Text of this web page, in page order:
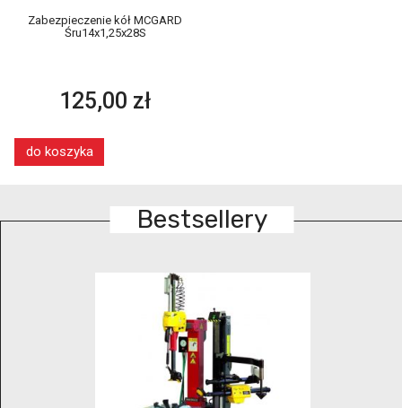
Zabezpieczenie kół MCGARD
Śru14x1,25x28S
125,00 zł
do koszyka
Bestsellery